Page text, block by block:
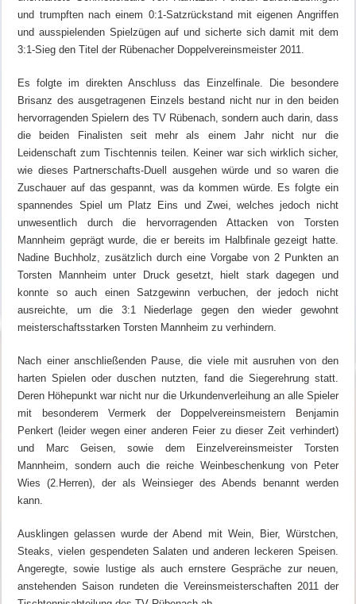
und trumpften nach einem 0:1-Satzrückstand mit eigenen Angriffen
und ausspielenden Spielzügen auf und sicherte sich damit mit dem
3:1-Sieg den Titel der Rübenacher Doppelvereinsmeister 2011.
Es folgte im direkten Anschluss das Einzelfinale. Die besondere
Brisanz des ausgetragenen Einzels bestand nicht nur in den beiden
hervorragenden Spielern des TV Rübenach, sondern auch darin, dass
die beiden Finalisten seit mehr als einem Jahr nicht nur die
Leidenschaft zum Tischtennis teilen. Keiner war sich wirklich sicher,
wie dieses Partnerschafts-Duell ausgehen würde und so waren die
Zuschauer auf das gespannt, was da kommen würde. Es folgte ein
spannendes Spiel um Platz Eins und Zwei, welches jedoch nicht
unwesentlich durch die hervorragenden Attacken von Torsten
Mannheim geprägt wurde, die er bereits im Halbfinale gezeigt hatte.
Nadine Buchholz, zusätzlich durch eine Vorgabe von 2 Punkten an
Torsten Mannheim unter Druck gesetzt, hielt stark dagegen und
konnte so auch einen Satzgewinn verbuchen, der jedoch nicht
ausreichte, um die 3:1 Niederlage gegen den wieder gewohnt
meisterschaftsstarken Torsten Mannheim zu verhindern.
Nach einer anschließenden Pause, die viele mit ausruhen von den
harten Spielen oder duschen nutzten, fand die Siegerehrung statt.
Deren Höhepunkt war nicht nur die Urkundenverleihung an alle Spieler
mit besonderem Vermerk der Doppelvereinsmeistern Benjamin
Penkert (leider wegen einer anderen Feier zu dieser Zeit verhindert)
und Marc Geisen, sowie dem Einzelvereinsmeister Torsten
Mannheim, sondern auch die reiche Weinbeschenkung von Peter
Wies (2.Herren), der als Weinsieger des Abends benannt werden
kann.
Ausklingen gelassen wurde der Abend mit Wein, Bier, Würstchen,
Steaks, vielen gespendeten Salaten und anderen leckeren Speisen.
Angeregte, sowie lustige als auch ernstere Gespräche zur neuen,
anstehenden Saison rundeten die Vereinsmeisterschaften 2011 der